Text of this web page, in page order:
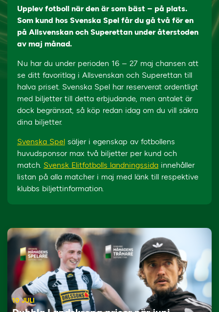
Upplev fotboll när den är som bäst – på plats.
Som kund hos Svenska Spel får du gå två för en
på Allsvenskan och Superettan under återstoden
av maj månad.
Nu har du under perioden 16 – 27 maj chansen att
se ditt favoritlag i Allsvenskan och Superettan till
halva priset. Svenska Spel har reserverat ordentligt
med biljetter till detta erbjudande, men antalet är
dock begränsat, så köp redan idag om du vill säkra
dina biljetter.
Svenska Spel säljer i egenskap av fotbollens
huvudsponsor max två biljetter per kund och
match. Svensk Elitfotbolls landningssida innehåller
listan på alla matcher i maj med länk till respektive
klubbs biljettinformation.
10 JULI